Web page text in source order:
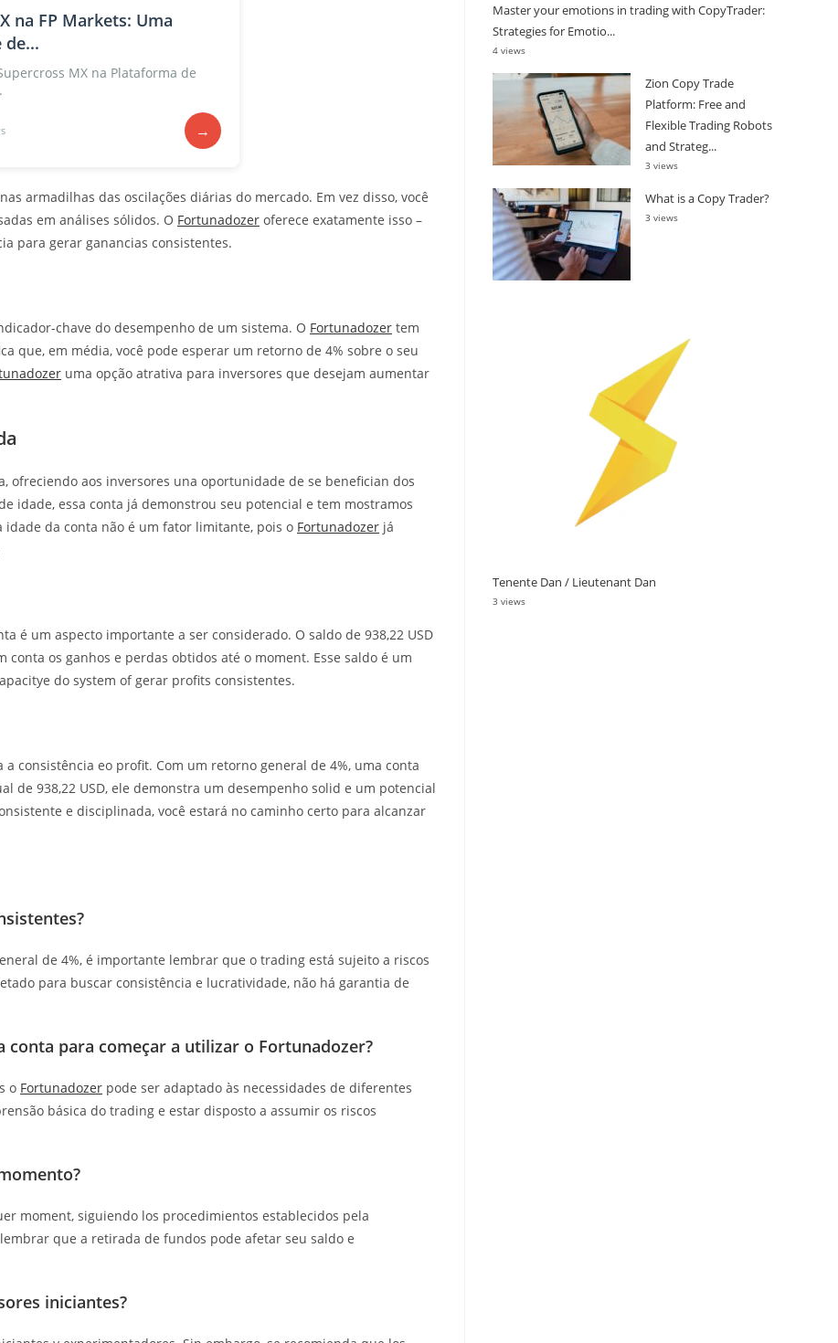
na FP Markets: Uma
MX na Plataforma de
→
armadilhas das oscilações diárias do mercado. Em vez disso, você
em análises sólidos. O Fortunadozer oferece exatamente isso –
para gerar ganancias consistentes.
chave do desempenho de um sistema. O Fortunadozer tem
que, em média, você pode esperar um retorno de 4% sobre o seu
uma opção atrativa para inversores que desejam aumentar
ofreciendo aos inversores una oportunidade de se benefician dos
idade, essa conta já demonstrou seu potencial e tem mostramos
da conta não é um fator limitante, pois o Fortunadozer já
é um aspecto importante a ser considerado. O saldo de 938,22 USD
os ganhos e perdas obtidos até o moment. Esse saldo é um
do system of gerar profits consistentes.
consistência eo profit. Com um retorno general de 4%, uma conta
de 938,22 USD, ele demonstra um desempenho solid e um potencial
e disciplinada, você estará no caminho certo para alcanzar
de 4%, é importante lembrar que o trading está sujeito a riscos
para buscar consistência e lucratividade, não há garantia de
conta para começar a utilizar o Fortunadozer?
o Fortunadozer pode ser adaptado às necessidades de diferentes
básica do trading e estar disposto a assumir os riscos
moment, siguiendo los procedimientos establecidos pela
que a retirada de fundos pode afetar seu saldo e
iniciantes?
Master your emotions in trading with CopyTrader:
Strategies for Emotio...
4 views
Zion Copy Trade
Platform: Free and
Flexible Trading Robots
and Strateg...
3 views
What is a Copy Trader?
3 views
Tenente Dan / Lieutenant Dan
3 views